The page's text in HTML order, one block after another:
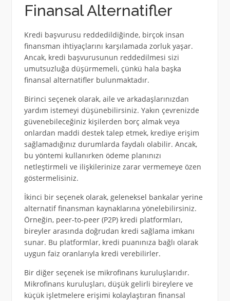
Finansal Alternatifler
Kredi başvurusu reddedildiğinde, birçok insan
finansman ihtiyaçlarını karşılamada zorluk yaşar.
Ancak, kredi başvurusunun reddedilmesi sizi
umutsuzluğa düşürmemeli, çünkü hala başka
finansal alternatifler bulunmaktadır.
Birinci seçenek olarak, aile ve arkadaşlarınızdan
yardım istemeyi düşünebilirsiniz. Yakın çevrenizde
güvenebileceğiniz kişilerden borç almak veya
onlardan maddi destek talep etmek, krediye erişim
sağlamadığınız durumlarda faydalı olabilir. Ancak,
bu yöntemi kullanırken ödeme planınızı
netleştirmeli ve ilişkilerinize zarar vermemeye özen
göstermelisiniz.
İkinci bir seçenek olarak, geleneksel bankalar yerine
alternatif finansman kaynaklarına yönelebilirsiniz.
Örneğin, peer-to-peer (P2P) kredi platformları,
bireyler arasında doğrudan kredi sağlama imkanı
sunar. Bu platformlar, kredi puanınıza bağlı olarak
uygun faiz oranlarıyla kredi verebilirler.
Bir diğer seçenek ise mikrofinans kuruluşlarıdır.
Mikrofinans kuruluşları, düşük gelirli bireylere ve
küçük işletmelere erişimi kolaylaştıran finansal